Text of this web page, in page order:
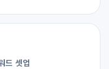
드 셋업